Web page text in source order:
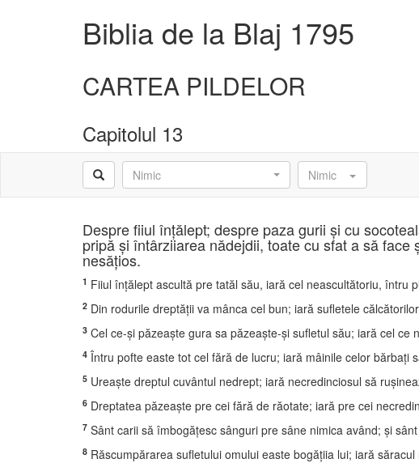
Biblia de la Blaj 1795
CARTEA PILDELOR
Capitolul 13
Nimic Nimic
Despre fiiul înţălept; despre paza gurii şi cu
pripă şi întârziiarea nădejdii, toate cu sfat a să
nesăţios.
1 Fiiul înţălept ascultă pre tatăl său, iară cel neascultătoriu, întru
2 Din rodurile dreptăţii va mânca cel bun; iară sufletele
3 Cel ce-şi păzeaşte gura sa păzeaşte-şi sufletul său; iară cel ce
4 Întru pofte easte tot cel fără de lucru; iară mâinile celor bărbaţi
5 Ureaşte dreptul cuvântul nedrept; iară necredinciosul să
6 Dreptatea păzeaşte pre cei fără de răotate; iară pre cei
7 Sânt carii să îmbogăţesc sânguri pre sâne nimica având; şi
8 Răscumpărarea sufletului omului easte bogăţiia lui; iară